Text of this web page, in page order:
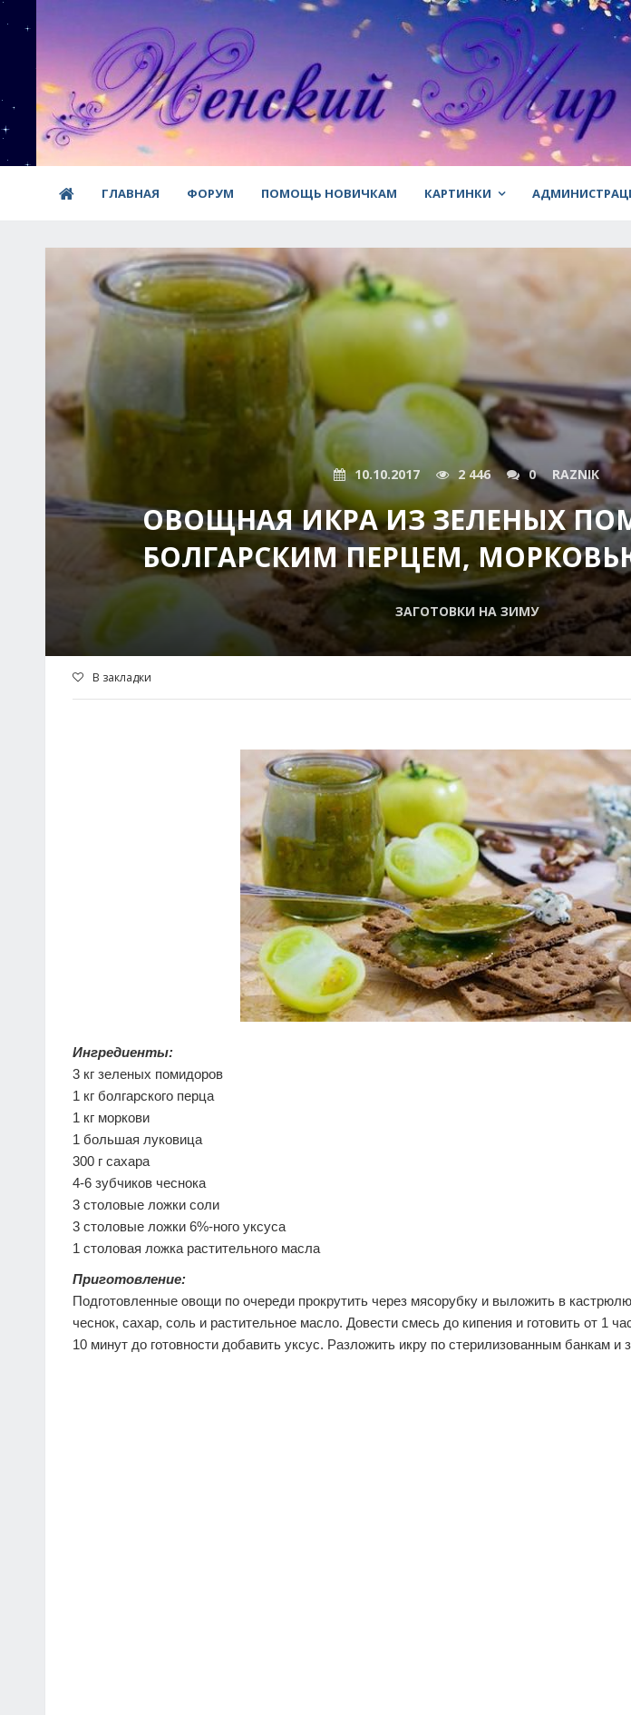
ГЛАВНАЯ ФОРУМ ПОМОЩЬ НОВИЧКАМ КАРТИНКИ
10.10.2017 2 446 0 RAZNIK
ОВОЩНАЯ ИКРА ИЗ ЗЕЛЕНЫХ
БОЛГАРСКИМ ПЕРЦЕМ,
ЗАГОТОВКИ НА ЗИМУ
В закладки
Ингредиенты:
3 кг зеленых помидоров
1 кг болгарского перца
1 кг моркови
1 большая луковица
300 г сахара
4-6 зубчиков чеснока
3 столовые ложки соли
3 столовые ложки 6%-ного уксуса
1 столовая ложка растительного масла
Приготовление:
Подготовленные овощи по очереди прокрутить через мясорубку и выложить в
чеснок, сахар, соль и растительное масло. Довести смесь до кипения и готовить от 1
10 минут до готовности добавить уксус. Разложить икру по стерилизованным банкам и